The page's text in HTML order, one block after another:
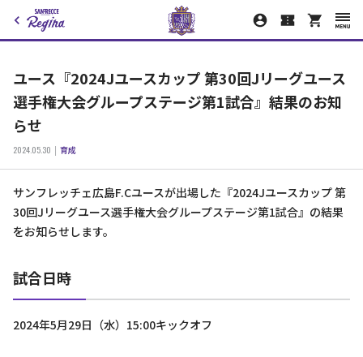
ユース『2024Jユースカップ 第30回Jリーグユース
選手権大会グループステージ第1試合』結果のお知
らせ
2024.05.30 育成
サンフレッチェ広島F.Cユースが出場した『2024Jユースカップ 第
30回Jリーグユース選手権大会グループステージ第1試合』の結果
をお知らせします。
試合日時
2024年5月29日（水）15:00キックオフ